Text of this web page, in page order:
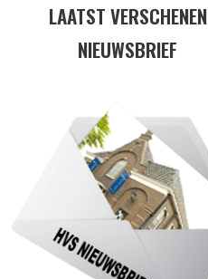
LAATST VERSCHENEN
NIEUWSBRIEF